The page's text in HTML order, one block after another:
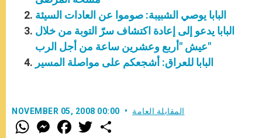
البابا يوصي الشبيبة: صوموا عن العادات السيئة
البابا يدعو إلى إعادة اكتشاف سرّ التوبة من خلال
عيش "أربع وعشرين ساعة من أجل الرب"
البابا للعراق: أشجعكم على مواصلة المسير
NOVEMBER 05, 2008 00:00 المقابلة العامة
W
h
M
e
F
a w